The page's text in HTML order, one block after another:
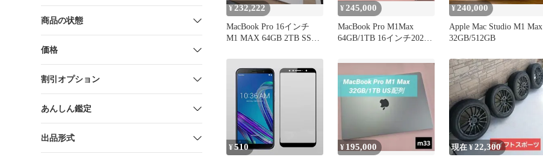
商品の状態
価格
割引オプション
あんしん鑑定
出品形式
¥ 232,222
MacBook Pro 16インチ
M1 MAX 64GB 2TB SSD
¥ 245,000
MacBook Pro M1Max
64GB/1TB 16インチ2021
¥ 240,000
Apple Mac Studio M1 Max
32GB/512GB
¥510 ¥ 195,000 現在 ¥22,300